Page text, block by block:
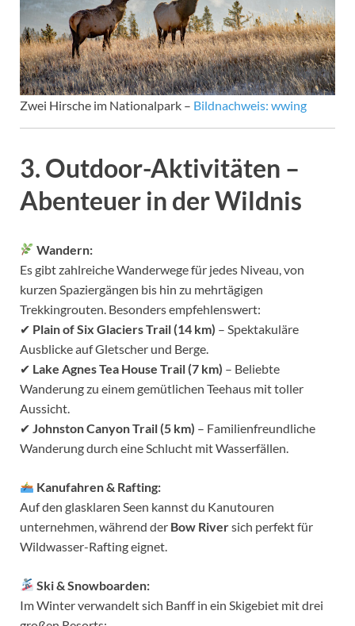
Zwei Hirsche im Nationalpark – Bildnachweis: wwing
3. Outdoor-Aktivitäten –
Abenteuer in der Wildnis
Wandern:
Es gibt zahlreiche Wanderwege für jedes Niveau, von
kurzen Spaziergängen bis hin zu mehrtägigen
Trekkingrouten. Besonders empfehlenswert:
✔ Plain of Six Glaciers Trail (14 km) – Spektakuläre
Ausblicke auf Gletscher und Berge.
✔ Lake Agnes Tea House Trail (7 km) – Beliebte
Wanderung zu einem gemütlichen Teehaus mit toller
Aussicht.
✔ Johnston Canyon Trail (5 km) – Familienfreundliche
Wanderung durch eine Schlucht mit Wasserfällen.
Kanufahren & Rafting:
Auf den glasklaren Seen kannst du Kanutouren
unternehmen, während der Bow Riversich perfekt für
Wildwasser-Rafting eignet.
Ski & Snowboarden:
Im Winter verwandelt sich Banff in ein Skigebiet mit drei